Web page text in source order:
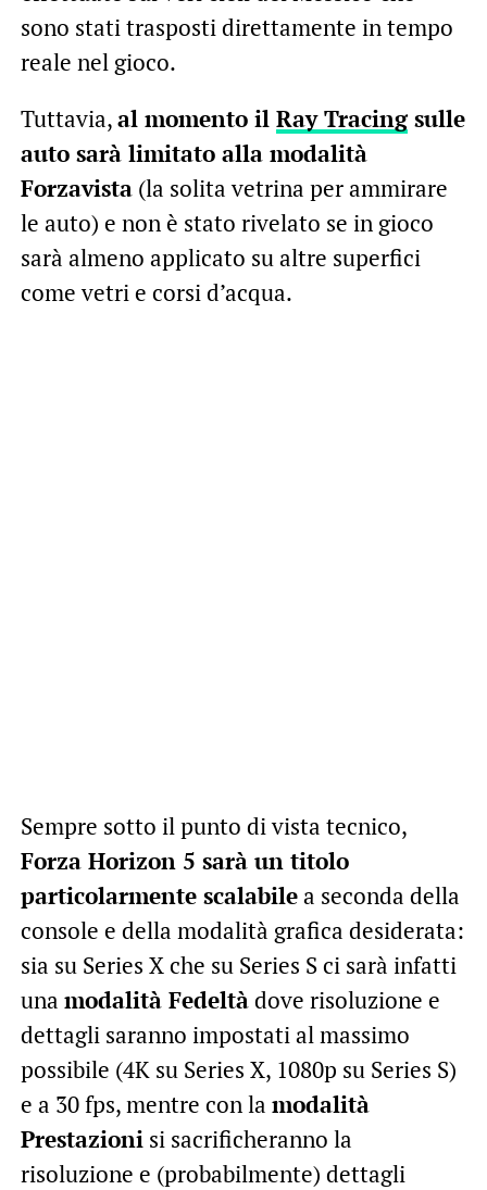
sono stati trasposti direttamente in tempo
reale nel gioco.
Tuttavia,al momento il Ray Tracingsulle
auto sarà limitato alla modalità
Forzavista(la solita vetrina per ammirare
le auto) e non è stato rivelato se in gioco
sarà almeno applicato su altre superfici
come vetri e corsi d’acqua.
Sempre sotto il punto di vista tecnico,
Forza Horizon 5 sarà un titolo
particolarmente scalabilea seconda della
console e della modalità grafica desiderata:
sia su Series X che su Series S ci sarà infatti
una modalità Fedeltàdove risoluzione e
dettagli saranno impostati al massimo
possibile (4K su Series X, 1080p su Series S)
e a 30 fps, mentre con la modalità
Prestazioni si sacrificheranno la
risoluzione e (probabilmente) dettagli